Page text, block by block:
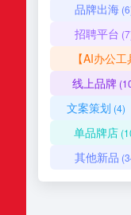
品牌出海
招聘平台
【AI办公工
线上品牌
文案策划 (4)
单品牌店
其他新品